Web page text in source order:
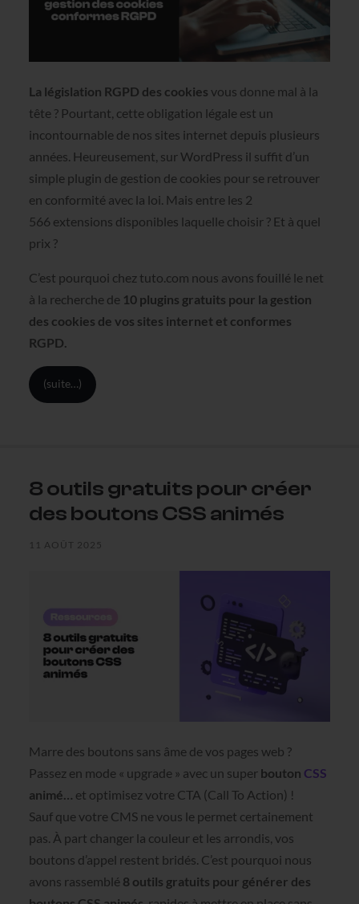
La législation RGPD des cookies vous donne mal à la
tête ? Pourtant, cette obligation légale est un
incontournable de nos sites internet depuis plusieurs
années. Heureusement, sur WordPress il suffit d’un
simple plugin de gestion de cookies pour se retrouver
en conformité avec la loi. Mais entre les 2
566 extensions disponibles laquelle choisir ? Et à quel
prix ?
C’est pourquoi chez tuto.com nous avons fouillé le net
à la recherche de 10 plugins gratuits pour la gestion
des cookies de vos sites internet et conformes
RGPD.
(suite…)
8 outils gratuits pour créer
des boutons CSS animés
11 AOÛT 2025
Marre des boutons sans âme de vos pages web ?
Passez en mode « upgrade » avec un super bouton CSS
animé… et optimisez votre CTA (Call To Action) !
Sauf que votre CMS ne vous le permet certainement
pas. À part changer la couleur et les arrondis, vos
boutons d’appel restent bridés. C’est pourquoi nous
avons rassemblé 8 outils gratuits pour générer des